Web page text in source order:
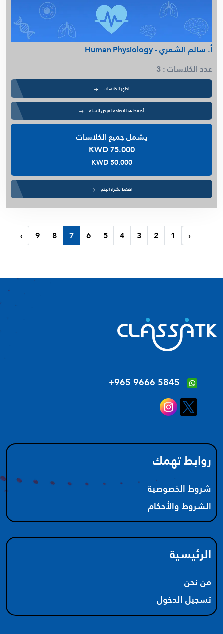
أ. سالم الشمري - Human Physiology
عدد الكلاسات : 3
اظهر الكلاسات
أضغط هنا لاضافة العرض للسلة
يشمل جميع الكلاسات
KWD 75.000
KWD 50.000
اضغط لشراء البكج
‹
1
2
3
4
5
6
7
8
9
›
‪+965 9666 5845‬
روابط تهمك
شروط الخصوصية
الشروط والأحكام
الرئيسية
من نحن
تسجيل الدخول